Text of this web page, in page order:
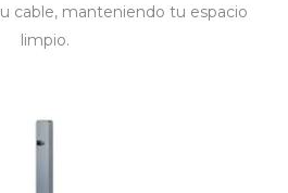
cable, manteniendo tu espacio
limpio.